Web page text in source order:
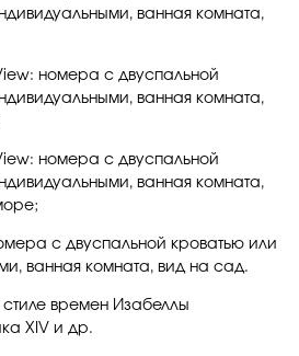
ванная комната,
номера с двуспальной
ванная комната,
номера с двуспальной
ванная комната,
с двуспальной кроватью или
ванная комната, вид на сад.
времен Изабеллы
XIV и др.